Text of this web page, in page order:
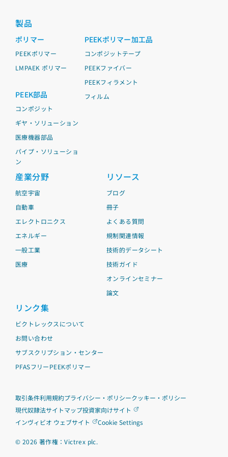
製品
ポリマー
PEEKポリマー
LMPAEK ポリマー
PEEK部品
コンポジット
ギヤ・ソリューション
医療機器部品
パイプ・ソリューショ
ン
PEEKポリマー加工品
コンポジットテープ
PEEKファイバー
PEEKフィラメント
フィルム
産業分野
航空宇宙
自動車
エレクトロニクス
エネルギー
一般工業
医療
リソース
ブログ
冊子
よくある質問
規制関連情報
技術的データシート
技術ガイド
オンラインセミナー
論文
リンク集
ビクトレックスについて
お問い合わせ
サブスクリプション・センター
PFASフリーPEEKポリマー
取引条件利用規約プライバシー・ポリシークッキー・ポリシー
現代奴隷法サイトマップ投資家向けサイト
インヴィビオ ウェブサイト
Cookie Settings
© 2026 著作権：Victrex plc.